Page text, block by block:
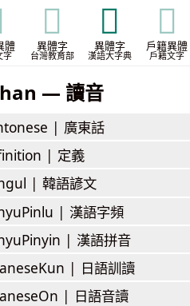
體
字
𩲡
異體字
台灣教育部
𩳉
異體字
漢語大字典
𩳉
戶籍異體
戶籍文字
— 讀音
| 廣東話
| 定義
| 韓語諺文
| 漢語字頻
| 漢語拼音
| 日語訓讀
| 日語音讀